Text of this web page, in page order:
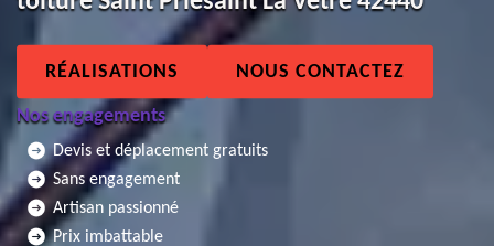
RÉALISATIONS NOUS CONTACTEZ
Nos engagements
Devis et déplacement gratuits
Sans engagement
Artisan passionné
Prix imbattable